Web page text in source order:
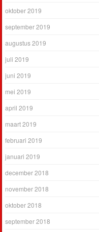
oktober 2019
september 2019
augustus 2019
juli 2019
juni 2019
mei 2019
april 2019
maart 2019
februari 2019
januari 2019
december 2018
november 2018
oktober 2018
september 2018